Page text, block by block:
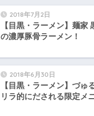
2018年7月2日
【目黒・ラーメン】麺
の濃厚豚骨ラーメン！
2018年6月30日
【目黒・ラーメン】づ
リラ的にだされる限定メ